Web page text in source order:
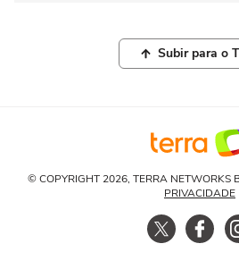
Subir para o
© COPYRIGHT 2026, TERRA NETWORKS
PRIVACIDADE